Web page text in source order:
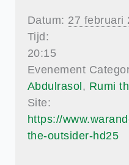
Datum: 27 februari
Tijd:
20:15
Evenement
Abdulrasol , Rumi
Site:
https://
the-outsider-hd25